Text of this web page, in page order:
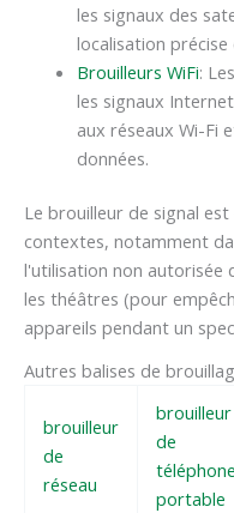
les signaux des
localisation
Brouilleurs WiFi:
les signaux
aux réseaux Wi-Fi
données.
Le brouilleur de signal
contextes, notamment
l'utilisation non autorisée
les théâtres (pour
appareils pendant un
Autres balises de
brouilleur
de
réseau
brouilleur
de
téléphone
portable